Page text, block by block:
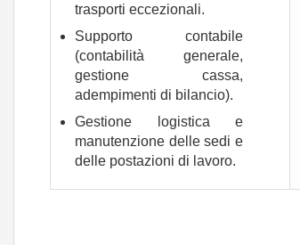
trasporti eccezionali.
Supporto contabile
(contabilità generale,
gestione cassa,
adempimenti di bilancio).
Gestione logistica e
manutenzione delle sedi e
delle postazioni di lavoro.